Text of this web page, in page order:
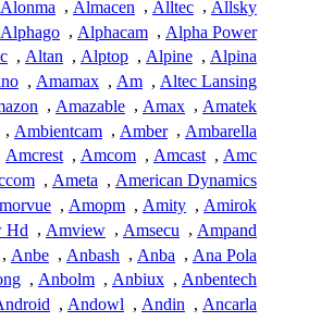
Allsky
,
Alltec
,
Almacen
,
Alonma
Alpha Power
,
Alphacam
,
Alphago
Alpina
,
Alpine
,
Alptop
,
Altan
,
Altec Lansing
,
Am
,
Amamax
,
Amatek
,
Amax
,
Amazable
,
Ambarella
,
Amber
,
Ambientcam
,
Amc
,
Amcast
,
Amcom
,
Amcrest
American Dynamics
,
Ameta
,
Amirok
,
Amity
,
Amopm
,
Ampand
,
Amsecu
,
Amview
,
Hd
Ana Pola
,
Anba
,
Anbash
,
Anbe
,
Anbentech
,
Anbiux
,
Anbolm
,
Ancarla
,
Andin
,
Andowl
,